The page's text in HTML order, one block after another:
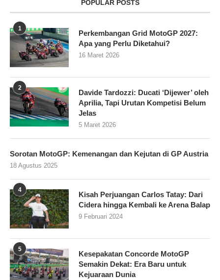
POPULAR POSTS
1
Perkembangan Grid MotoGP 2027:
Apa yang Perlu Diketahui?
16 Maret 2026
2
Davide Tardozzi: Ducati ‘Dijewer’ oleh
Aprilia, Tapi Urutan Kompetisi Belum
Jelas
5 Maret 2026
Sorotan MotoGP: Kemenangan dan Kejutan di GP Austria
18 Agustus 2025
4
Kisah Perjuangan Carlos Tatay: Dari
Cidera hingga Kembali ke Arena Balap
9 Februari 2024
5
Kesepakatan Concorde MotoGP
Semakin Dekat: Era Baru untuk
Kejuaraan Dunia